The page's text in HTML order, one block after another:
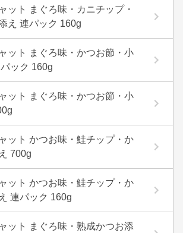
ット まぐろ味・カニチップ・
え 連パック 160g
ット まぐろ味・かつお節・小
ック 160g
ット まぐろ味・かつお節・小
ット かつお味・鮭チップ・か
700g
ット かつお味・鮭チップ・か
連パック 160g
ット まぐろ味・熟成かつお添